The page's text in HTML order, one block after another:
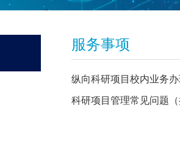
服务事项
纵向科研项目校内业务
科研项目管理常见问题